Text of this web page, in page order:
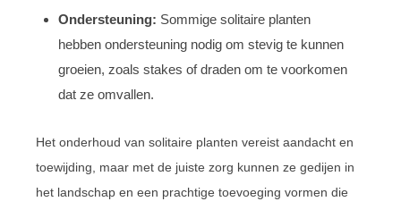
Ondersteuning: Sommige solitaire planten
hebben ondersteuning nodig om stevig te kunnen
groeien, zoals stakes of draden om te voorkomen
dat ze omvallen.
Het onderhoud van solitaire planten vereist aandacht en
toewijding, maar met de juiste zorg kunnen ze gedijen in
het landschap en een prachtige toevoeging vormen die